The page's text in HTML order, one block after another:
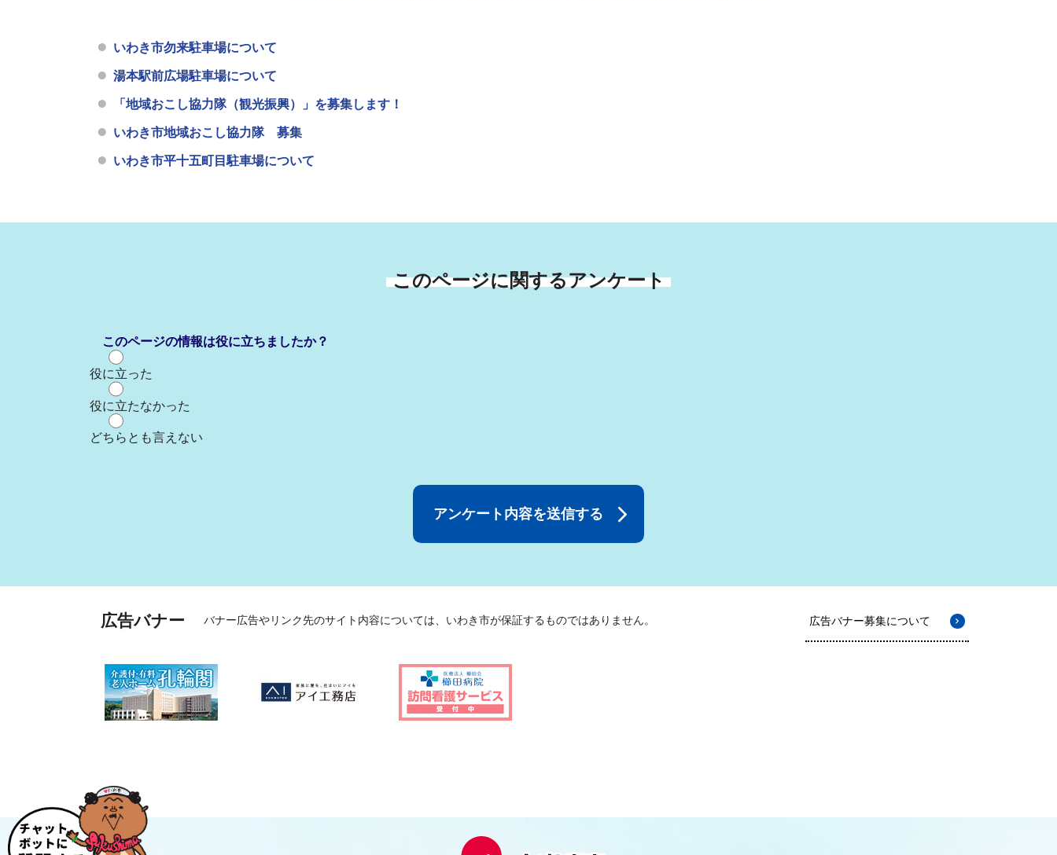
いわき市勿来駐車場について
湯本駅前広場駐車場について
「地域おこし協力隊（観光振興）」を募集します！
いわき市地域おこし協力隊 募集
いわき市平十五町目駐車場について
このページに関するアンケート
このページの情報は役に立ちましたか？
役に立った
役に立たなかった
どちらとも言えない
広告バナー バナー広告やリンク先のサイト内容については、いわき市が保証するものではありません。 広告バナー募集について